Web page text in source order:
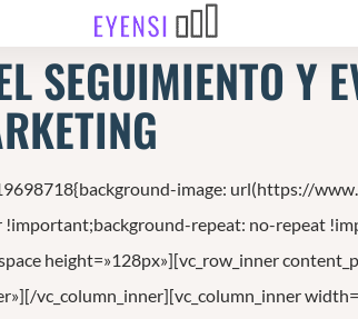
SEGUIMIENTO Y
image: url(https://
repeat: no-repeat
height=»128px»][vc_row_inner
vc_column_inner][vc_column_inner